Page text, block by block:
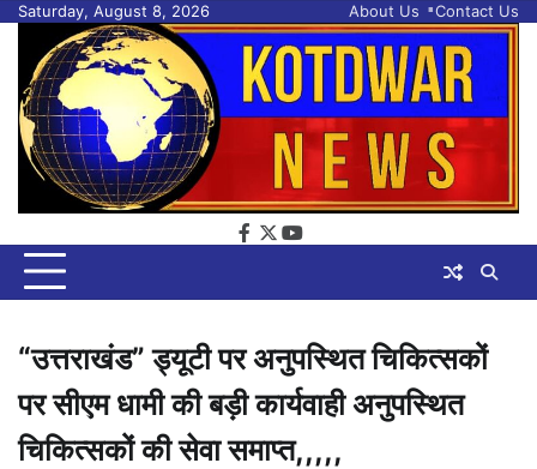
Skip
content
Saturday, August 8, 2026 About Us Contact Us
facebook
twitter
youtube
“उत्तराखंड” ड्यूटी पर अनुपस्थित चिकित्सकों
पर सीएम धामी की बड़ी कार्यवाही अनुपस्थित
चिकित्सकों की सेवा समाप्त,,,,,